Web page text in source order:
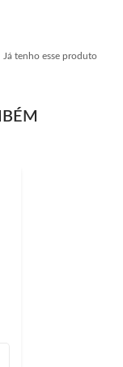
Já tenho esse produto